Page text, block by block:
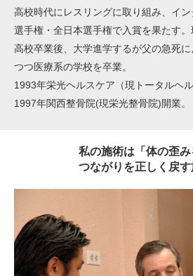
高校時代にレスリングに取り組み、イ
選手権・全日本選手権で入賞を果たす。
高校卒業後、大学進学するが父の急死
つつ医療系の学校を卒業。
1993年栄光ヘルスケア（現トータルヘ
1997年関西整骨院(現栄光整骨院)開業。
私の施術は「体の歪み
つながりを正しく戻